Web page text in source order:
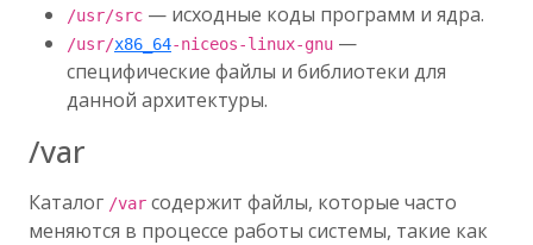
/usr/src — исходные коды программ и ядра.
/usr/x86_64-niceos-linux-gnu —
специфические файлы и библиотеки для
данной архитектуры.
/var
Каталог /var содержит файлы, которые часто
меняются в процессе работы системы, такие как